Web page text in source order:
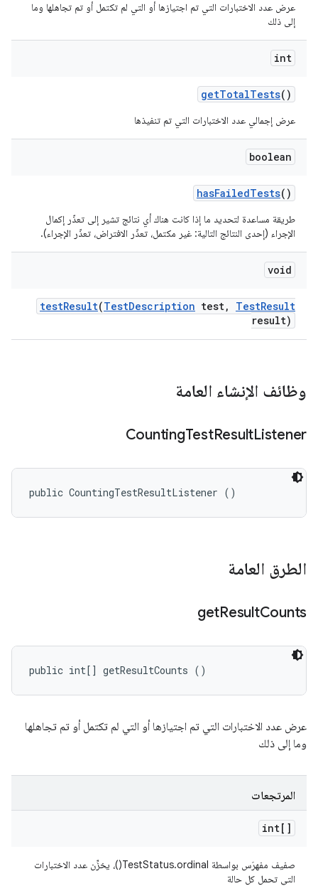
عرض عدد الاختبارات التي تم اجتيازها أو التي لم تكتمل أو تم تجاهلها وما
إلى ذلك
int
getTotalTests()
عرض إجمالي عدد الاختبارات التي تم تنفيذها
boolean
hasFailedTests()
طريقة مساعدة لتحديد ما إذا كانت هناك أي نتائج تشير إلى تعذّر إكمال
الإجراء (إحدى النتائج التالية: غير مكتمل، تعذّر الافتراض، تعذّر الإجراء).
void
testResult(TestDescription test, TestResult
result)
وظائف الإنشاء العامة
CountingTestResultListener
public CountingTestResultListener ()
الطرق العامة
getResultCounts
public int[] getResultCounts ()
عرض عدد الاختبارات التي تم اجتيازها أو التي لم تكتمل أو تم تجاهلها
وما إلى ذلك
المرتجعات
int[]
صفيف مفهرَس بواسطة TestStatus.ordinal()، يخزِّن عدد الاختبارات
التي تحمل كل حالة